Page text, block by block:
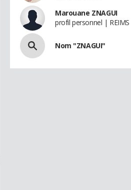
Marouane ZNAGUI
profil personnel | REIMS
Nom "ZNAGUI"